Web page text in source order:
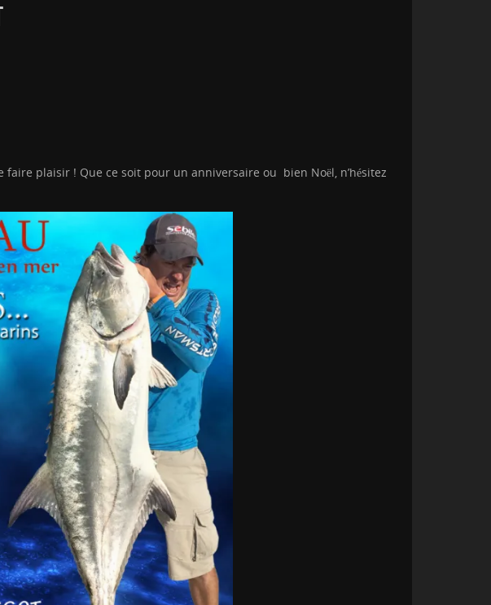
plaisir ! Que ce soit pour un anniversaire ou bien Noël, n’hésitez